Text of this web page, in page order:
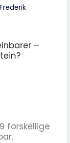
Frederik
–
forskellige